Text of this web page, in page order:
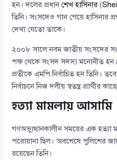
হন। দলের প্রধানশেখ হাসিনার (
তিনি। সংসদেও গান গেয়ে হাসিনার
দেখা যেতো তাকে।
২০০৮ সালে নবম জাতীয় সংসদের
পক্ষ থেকে সংসদ সদস্য মনোনীত
প্রতীকে এমপি নির্বাচিত হন তিনি।
নির্বাচনে নিজ দলীয় স্বতন্ত্র প্রার্থীর
হত্যা মামলায় আসামি
গণঅভ্যুত্থানকালীন সময়ের এক হত্যা
পরোয়ানা ছিল। অবশেষে পুলিশের
রয়েছেন তিনি।